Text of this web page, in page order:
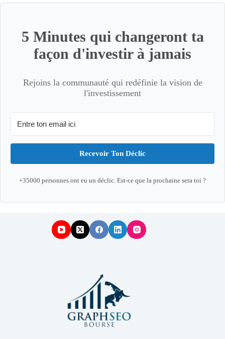
5 Minutes qui changeront ta
façon d'investir à jamais
Rejoins la communauté qui redéfinie la vision de
l'investissement
Recevoir Ton Déclic
+35000 personnes ont eu un déclic. Est-ce que la prochaine sera toi ?